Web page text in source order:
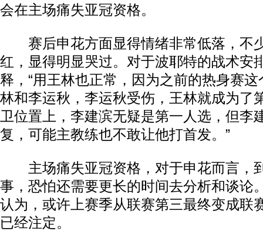
会在主场痛失亚冠资格。
赛后申花方面显得情绪非常低落，不
红，显得明显哭过。对于波耶特的战术安
释，“用王林也正常，因为之前的热身赛
林和李运秋，李运秋受伤，王林就成为了
卫位置上，李建滨无疑是第一人选，但李
复，可能主教练也不敢让他打首发。”
主场痛失亚冠资格，对于申花而言，
事，恐怕还需要更长的时间去分析和谈论
认为，或许上赛季从联赛第三最终变成联
已经注定。